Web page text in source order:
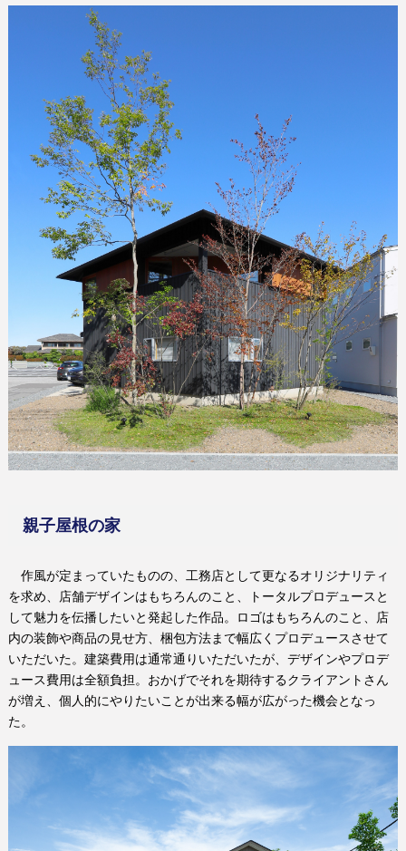
親子屋根の家
作風が定まっていたものの、工務店として更なるオリジナリティ
を求め、店舗デザインはもちろんのこと、トータルプロデュースと
して魅力を伝播したいと発起した作品。ロゴはもちろんのこと、店
内の装飾や商品の見せ方、梱包方法まで幅広くプロデュースさせて
いただいた。建築費用は通常通りいただいたが、デザインやプロデ
ュース費用は全額負担。おかげでそれを期待するクライアントさん
が増え、個人的にやりたいことが出来る幅が広がった機会となっ
た。